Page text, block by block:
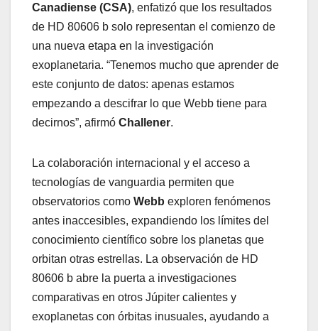
Canadiense (CSA), enfatizó que los resultados
de HD 80606 b solo representan el comienzo de
una nueva etapa en la investigación
exoplanetaria. “Tenemos mucho que aprender de
este conjunto de datos: apenas estamos
empezando a descifrar lo que Webb tiene para
decirnos”, afirmó Challener.
La colaboración internacional y el acceso a
tecnologías de vanguardia permiten que
observatorios como Webb exploren fenómenos
antes inaccesibles, expandiendo los límites del
conocimiento científico sobre los planetas que
orbitan otras estrellas. La observación de HD
80606 b abre la puerta a investigaciones
comparativas en otros Júpiter calientes y
exoplanetas con órbitas inusuales, ayudando a